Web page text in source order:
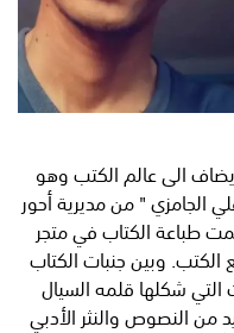
الى عالم الكتب وهو
الجامزي " من مديرية أحور
طباعة الكتاب في متجر
الكتب. وبين جنبات الكتاب
شكلها قلمه السيال
من النصوص والنثر الأدبي